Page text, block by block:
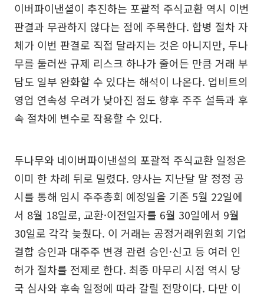
이버파이낸셜이 추진하는 포괄적 주식교환 역시 이번
판결과 무관하지 않다는 점에 주목한다. 합병 절차 자
체가 이번 판결로 직접 달라지는 것은 아니지만, 두나
무를 둘러싼 규제 리스크 하나가 줄어든 만큼 거래 부
담도 일부 완화할 수 있다는 해석이 나온다. 업비트의
영업 연속성 우려가 낮아진 점도 향후 주주 설득과 후
속 절차에 변수로 작용할 수 있다.
두나무와 네이버파이낸셜의 포괄적 주식교환 일정은
이미 한 차례 뒤로 밀렸다. 양사는 지난달 말 정정 공
시를 통해 임시 주주총회 예정일을 기존 5월 22일에
서 8월 18일로, 교환·이전일자를 6월 30일에서 9월
30일로 각각 늦췄다. 이 거래는 공정거래위원회 기업
결합 승인과 대주주 변경 관련 승인·신고 등 여러 인
허가 절차를 전제로 한다. 최종 마무리 시점 역시 당
국 심사와 후속 일정에 따라 갈릴 전망이다. 다만 이